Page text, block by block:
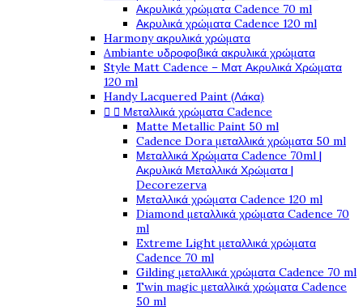
Ακρυλικά χρώματα Cadence 70 ml
Ακρυλικά χρώματα Cadence 120 ml
Harmony ακρυλικά χρώματα
Ambiante υδροφοβικά ακρυλικά χρώματα
Style Matt Cadence – Ματ Ακρυλικά Χρώματα
120 ml
Handy Lacquered Paint (Λάκα)
  Μεταλλικά χρώματα Cadence
Matte Metallic Paint 50 ml
Cadence Dora μεταλλικά χρώματα 50 ml
Μεταλλικά Χρώματα Cadence 70ml |
Ακρυλικά Μεταλλικά Χρώματα |
Decorezerva
Μεταλλικά χρώματα Cadence 120 ml
Diamond μεταλλικά χρώματα Cadence 70
ml
Extreme Light μεταλλικά χρώματα
Cadence 70 ml
Gilding μεταλλικά χρώματα Cadence 70 ml
Twin magic μεταλλικά χρώματα Cadence
50 ml